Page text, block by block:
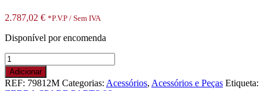
2.787,02 € *P.V.P / Sem IVA
Disponível por encomenda
Quantidade
de
KIT
Adicionar
REF: 79812M Categorias: Acessórios, Acessórios e Peças Etiqueta: